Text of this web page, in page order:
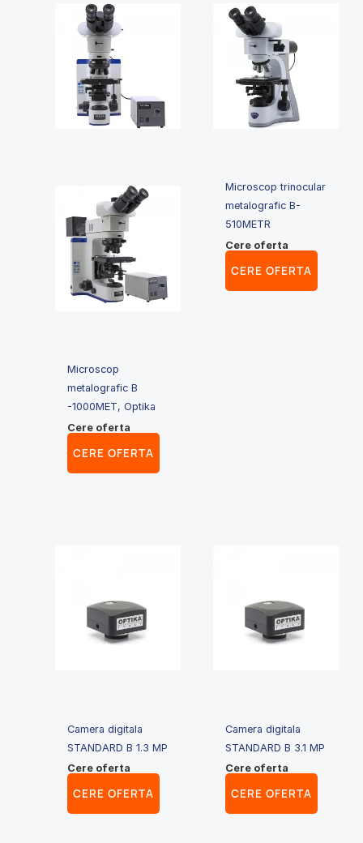
Microscop
metalografic B
-1000MET, Optika
Cere oferta
CERE OFERTA
Microscop trinocular
metalografic B-
510METR
Cere oferta
CERE OFERTA
Camera digitala
STANDARD B 1.3 MP
Cere oferta
CERE OFERTA
Camera digitala
STANDARD B 3.1 MP
Cere oferta
CERE OFERTA